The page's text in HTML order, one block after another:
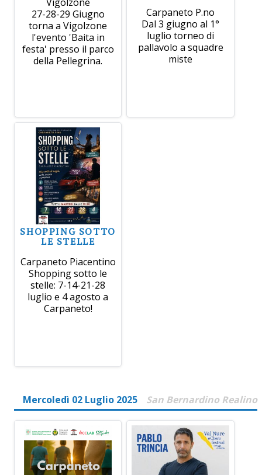
27-28-29 Giugno
torna a Vigolzone
l'evento 'Baita in
festa' presso il parco
della Pellegrina.
Carpaneto P.no
Dal 3 giugno al 1°
luglio torneo di
pallavolo a squadre
miste
SHOPPING SOTTO
LE STELLE
Carpaneto Piacentino
Shopping sotto le
stelle: 7-14-21-28
luglio e 4 agosto a
Carpaneto!
Mercoledì 02 Luglio 2025 San Bernardino Realino